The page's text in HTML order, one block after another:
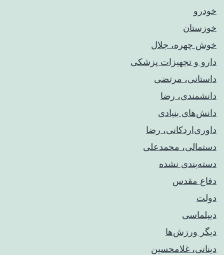
خودرو
خوزستان
خوش چهره، جلال
دارو و تجهیزات پزشکی
داستانی، مرتضی
دانشمندی، رضا
دانش‌های بنیادی
داوری‌اردکانی، رضا
دستمالی، محمدعلی
دسته‌بندی نشده
دفاع مقدس
دولت
دیپلماسی
دیگر ورزش‌ها
دینانی، غلامحسین